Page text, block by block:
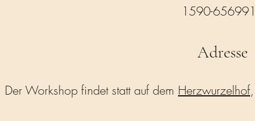
1590-
Adresse
Der Workshop findet statt auf dem Herzwurzelhof